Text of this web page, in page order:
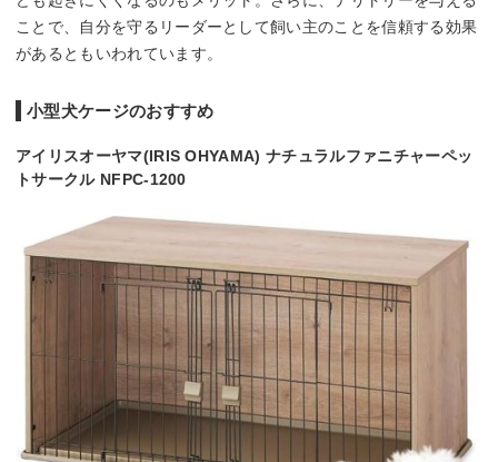
ことで、自分を守るリーダーとして飼い主のことを信頼する効果
があるともいわれています。
小型犬ケージのおすすめ
アイリスオーヤマ(IRIS OHYAMA) ナチュラルファニチャーペッ
トサークル NFPC-1200